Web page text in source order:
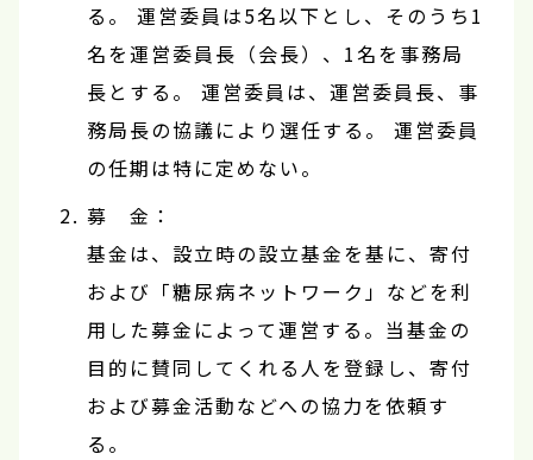
る。 運営委員は5名以下とし、そのうち1
名を運営委員長（会長）、1名を事務局
長とする。 運営委員は、運営委員長、事
務局長の協議により選任する。 運営委員
の任期は特に定めない。
募 金：
基金は、設立時の設立基金を基に、寄付
および「糖尿病ネットワーク」などを利
用した募金によって運営する。当基金の
目的に賛同してくれる人を登録し、寄付
および募金活動などへの協力を依頼す
る。